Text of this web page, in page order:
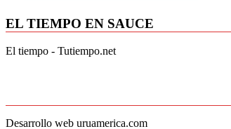
EL TIEMPO EN SAUCE
El tiempo - Tutiempo.net
Desarrollo web uruamerica.com